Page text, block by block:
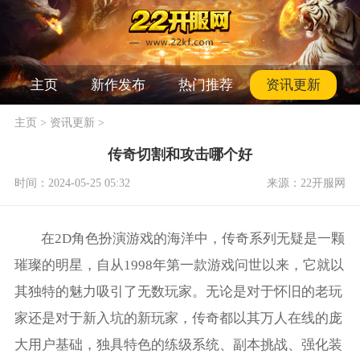
主页 新作发布 热门推荐 资讯更新
主页> 资讯更新>
传奇切割和攻击哪个好
时间：2024-05-25 05:32 来源：22开服网
在2D角色扮演游戏的海洋中，传奇系列无疑是一颗
璀璨的明星，自从1998年第一款游戏问世以来，它就以
其独特的魅力吸引了无数玩家。无论是对于怀旧的老玩
家还是对于新入坑的新玩家，传奇都以其万人在线的庞
大用户基础，独具特色的练级系统、副本挑战、强化装